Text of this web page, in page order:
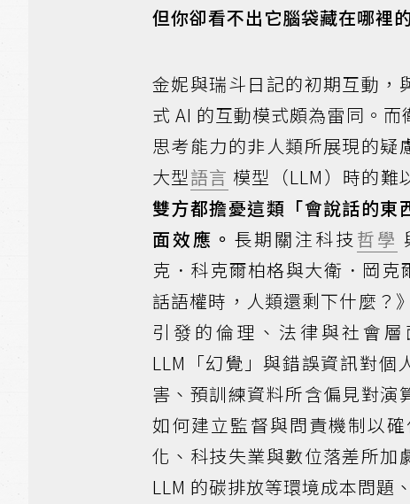
但你卻看不出它腦袋藏在哪裡
金妮與瑞斗日記的初期互動，
式 AI 的互動模式頗為雷同。而
思考能力的非人類所展現的疑
大型語言 模型（LLM）時的難
雙方都擔憂這類「會說話的東
面效應。 長期關注科技 哲學
克．科克爾柏格與大衛．岡克
話語權時，人類還剩下什麼？
引發的倫理、法律與社會
LLM「幻覺」與錯誤資訊對個
害、預訓練資料所含偏見對演
如何建立監督與問責機制以
化、科技失業與數位落差所加
LLM 的碳排放等環境成本問題